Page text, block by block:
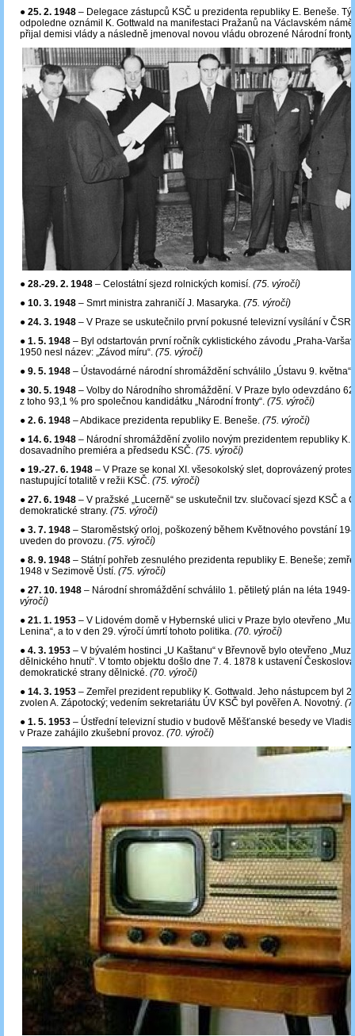
● 25. 2. 1948 – Delegace zástupců KSČ u prezidenta republiky E. Beneše.
odpoledne oznámil K. Gottwald na manifestaci Pražanů na Václavském
přijal demisi vlády a následně jmenoval novou vládu obrozené Národní
● 28.-29. 2. 1948 – Celostátní sjezd rolnických komisí. (75. výročí)
● 10. 3. 1948 – Smrt ministra zahraničí J. Masaryka. (75. výročí)
● 24. 3. 1948 – V Praze se uskutečnilo první pokusné televizní vysílání v ČSR.
● 1. 5. 1948 ‒ Byl odstartován první ročník cyklistického závodu „Praha-
1950 nesl název: „Závod míru“. (75. výročí)
● 9. 5. 1948 – Ústavodárné národní shromáždění schválilo „Ústavu 9. května“.
● 30. 5. 1948 – Volby do Národního shromáždění. V Praze bylo odevzdáno
z toho 93,1 % pro společnou kandidátku „Národní fronty“. (75. výročí)
● 2. 6. 1948 – Abdikace prezidenta republiky E. Beneše. (75. výročí)
● 14. 6. 1948 – Národní shromáždění zvolilo novým prezidentem republiky K.
dosavadního premiéra a předsedu KSČ. (75. výročí)
● 19.-27. 6. 1948 – V Praze se konal XI. všesokolský slet, doprovázený
nastupující totalitě v režii KSČ. (75. výročí)
● 27. 6. 1948 – V pražské „Lucerně“ se uskutečnil tzv. slučovací sjezd KSČ a
demokratické strany. (75. výročí)
● 3. 7. 1948 – Staroměstský orloj, poškozený během Květnového povstání
uveden do provozu. (75. výročí)
● 8. 9. 1948 – Státní pohřeb zesnulého prezidenta republiky E. Beneše;
1948 v Sezimově Ústí. (75. výročí)
● 27. 10. 1948 – Národní shromáždění schválilo 1. pětiletý plán na léta 1949-
výročí)
● 21. 1. 1953 – V Lidovém domě v Hybernské ulici v Praze bylo otevřeno
Lenina“, a to v den 29. výročí úmrtí tohoto politika. (70. výročí)
● 4. 3. 1953 – V bývalém hostinci „U Kaštanu“ v Břevnově bylo otevřeno
dělnického hnutí“. V tomto objektu došlo dne 7. 4. 1878 k ustavení
demokratické strany dělnické. (70. výročí)
● 14. 3. 1953 – Zemřel prezident republiky K. Gottwald. Jeho nástupcem byl
zvolen A. Zápotocký; vedením sekretariátu ÚV KSČ byl pověřen A. Novotný.
● 1. 5. 1953 ‒ Ústřední televizní studio v budově Měšťanské besedy ve
v Praze zahájilo zkušební provoz. (70. výročí)